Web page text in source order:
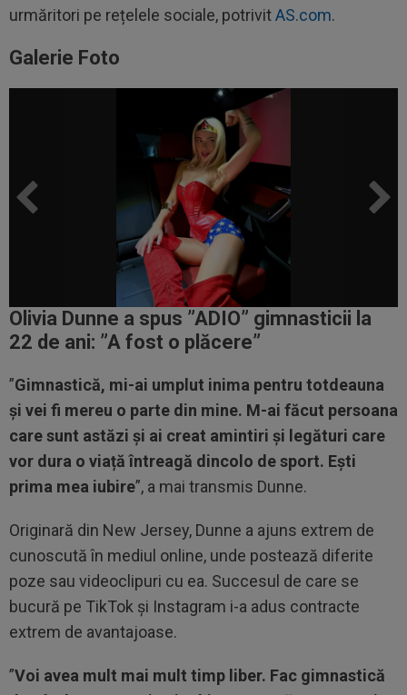
urmăritori pe rețelele sociale, potrivitAS.com.
Galerie Foto
Olivia Dunne a spus ”ADIO” gimnasticii la
22 de ani: ”A fost o plăcere”
”Gimnastică, mi-ai umplut inima pentru totdeauna
și vei fi mereu o parte din mine. M-ai făcut persoana
care sunt astăzi și ai creat amintiri și legături care
vor dura o viață întreagă dincolo de sport. Ești
prima mea iubire”, a mai transmis Dunne.
Originară din New Jersey, Dunne a ajuns extrem de
cunoscută în mediul online, unde postează diferite
poze sau videoclipuri cu ea. Succesul de care se
bucură pe TikTok și Instagram i-a adus contracte
extrem de avantajoase.
”Voi avea mult mai mult timp liber. Fac gimnastică